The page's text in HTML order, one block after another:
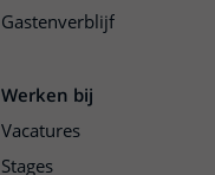
Gastenverblijf
Werken bij
Vacatures
Stages